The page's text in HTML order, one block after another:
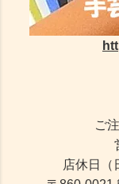
ご
店休日（